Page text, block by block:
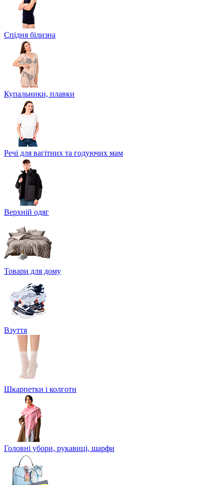
Спідня білизна
Купальники, плавки
Речі для вагітних та годуючих мам
Верхній одяг
Товари для дому
Взуття
Шкарпетки і колготи
Головні убори, рукавиці, шарфи